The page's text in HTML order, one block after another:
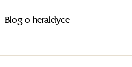
Blog o heraldyce